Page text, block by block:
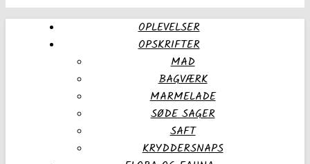
OPLEVELSER
OPSKRIFTER
MAD
BAGVÆRK
MARMELADE
SØDE SAGER
SAFT
KRYDDERSNAPS